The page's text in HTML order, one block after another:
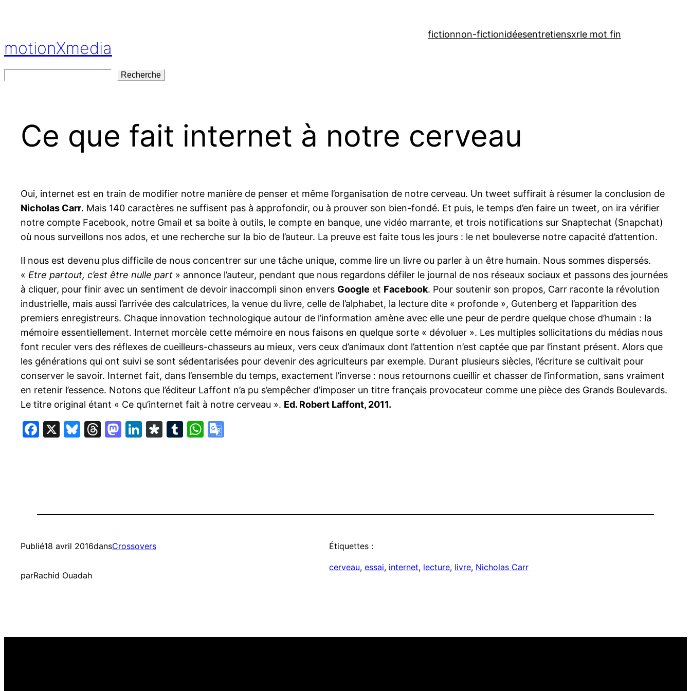
motionXmedia
fictionnon-fictionidéesentretiensxrle mot fin
Recherche
Ce que fait internet à notre cerveau
Oui, internet est en train de modifier notre manière de penser et même l’organisation de notre cerveau. Un tweet suffirait à résumer la conclusion de
Nicholas Carr. Mais 140 caractères ne suffisent pas à approfondir, ou à prouver son bien-fondé. Et puis, le temps d’en faire un tweet, on ira vérifier
notre compte Facebook, notre Gmail et sa boite à outils, le compte en banque, une vidéo marrante, et trois notifications sur Snaptechat (Snapchat)
où nous surveillons nos ados, et une recherche sur la bio de l’auteur. La preuve est faite tous les jours : le net bouleverse notre capacité d’attention.
Il nous est devenu plus difficile de nous concentrer sur une tâche unique, comme lire un livre ou parler à un être humain. Nous sommes dispersés.
« Etre partout, c’est être nulle part » annonce l’auteur, pendant que nous regardons défiler le journal de nos réseaux sociaux et passons des journées
à cliquer, pour finir avec un sentiment de devoir inaccompli sinon envers Google et Facebook. Pour soutenir son propos, Carr raconte la révolution
industrielle, mais aussi l’arrivée des calculatrices, la venue du livre, celle de l’alphabet, la lecture dite « profonde », Gutenberg et l’apparition des
premiers enregistreurs. Chaque innovation technologique autour de l’information amène avec elle une peur de perdre quelque chose d’humain : la
mémoire essentiellement. Internet morcèle cette mémoire en nous faisons en quelque sorte « dévoluer ». Les multiples sollicitations du médias nous
font reculer vers des réflexes de cueilleurs-chasseurs au mieux, vers ceux d’animaux dont l’attention n’est captée que par l’instant présent. Alors que
les générations qui ont suivi se sont sédentarisées pour devenir des agriculteurs par exemple. Durant plusieurs siècles, l’écriture se cultivait pour
conserver le savoir. Internet fait, dans l’ensemble du temps, exactement l’inverse : nous retournons cueillir et chasser de l’information, sans vraiment
en retenir l’essence. Notons que l’éditeur Laffont n’a pu s’empêcher d’imposer un titre français provocateur comme une pièce des Grands Boulevards.
Le titre original étant « Ce qu’internet fait à notre cerveau ». Ed. Robert Laffont, 2011.
Facebook
X Bluesky
Threads
Mastodon
LinkedIn
Diaspora
TumblrWhatsApp
Publié18 avril 2016dansCrossovers
parRachid Ouadah
Étiquettes :
cerveau, essai, internet, lecture, livre, Nicholas Carr